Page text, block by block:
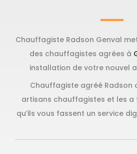
Chauffagiste Radson Genval
des chauffagistes agrées à
installation de votre nouvel
Chauffagiste agréé Radson
artisans chauffagistes et les
qu’ils vous fassent un service